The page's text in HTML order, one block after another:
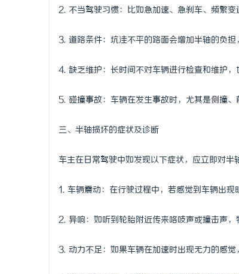
2. 不当驾驶习惯：比如急加速、急刹车、频繁变
3. 道路条件：坑洼不平的路面会增加半轴的负担
4. 缺乏维护：长时间不对车辆进行检查和维护，
5. 碰撞事故：车辆在发生事故时，尤其是侧撞、
三、半轴损坏的症状及诊断
车主在日常驾驶中如发现以下症状，应立即对半
1. 车辆震动：在行驶过程中，若感觉到车辆出现
2. 异响：如听到轮胎附近传来咯吱声或撞击声
3. 动力不足：如果车辆在加速时出现无力的感